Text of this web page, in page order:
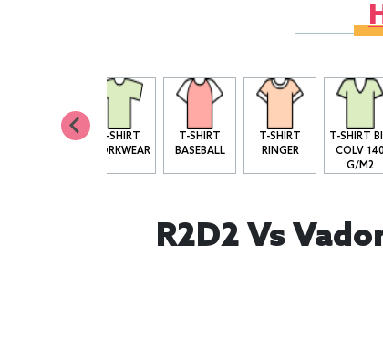
T SHIRT BIO
T-SHIRT
WORKWEAR
T-SHIRT
BASEBALL
T-SHIRT
RINGER
T-SHIRT
COLV 140
G/M2
R2D2 Vs